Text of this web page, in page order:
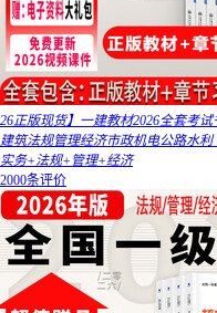
26正版现货】一建教材2026全套考
建筑法规管理经济市政机电公路水
实务+法规+管理+经济
2000条评价